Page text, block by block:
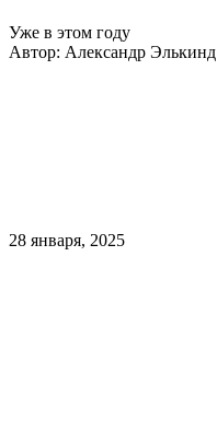
Уже в этом году
Автор: Александр Элькинд
28 января, 2025